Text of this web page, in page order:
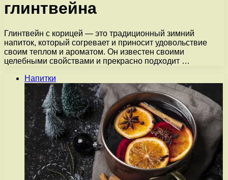
глинтвейна
Глинтвейн с корицей — это традиционный зимний
напиток, который согревает и приносит удовольствие
своим теплом и ароматом. Он известен своими
целебными свойствами и прекрасно подходит …
Напитки